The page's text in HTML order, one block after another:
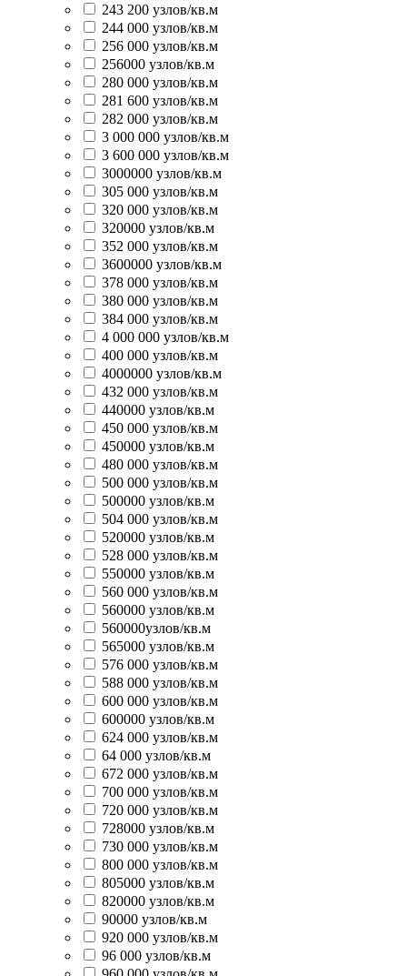
243 200 узлов/кв.м
244 000 узлов/кв.м
256 000 узлов/кв.м
256000 узлов/кв.м
280 000 узлов/кв.м
281 600 узлов/кв.м
282 000 узлов/кв.м
3 000 000 узлов/кв.м
3 600 000 узлов/кв.м
3000000 узлов/кв.м
305 000 узлов/кв.м
320 000 узлов/кв.м
320000 узлов/кв.м
352 000 узлов/кв.м
3600000 узлов/кв.м
378 000 узлов/кв.м
380 000 узлов/кв.м
384 000 узлов/кв.м
4 000 000 узлов/кв.м
400 000 узлов/кв.м
4000000 узлов/кв.м
432 000 узлов/кв.м
440000 узлов/кв.м
450 000 узлов/кв.м
450000 узлов/кв.м
480 000 узлов/кв.м
500 000 узлов/кв.м
500000 узлов/кв.м
504 000 узлов/кв.м
520000 узлов/кв.м
528 000 узлов/кв.м
550000 узлов/кв.м
560 000 узлов/кв.м
560000 узлов/кв.м
560000узлов/кв.м
565000 узлов/кв.м
576 000 узлов/кв.м
588 000 узлов/кв.м
600 000 узлов/кв.м
600000 узлов/кв.м
624 000 узлов/кв.м
64 000 узлов/кв.м
672 000 узлов/кв.м
700 000 узлов/кв.м
720 000 узлов/кв.м
728000 узлов/кв.м
730 000 узлов/кв.м
800 000 узлов/кв.м
805000 узлов/кв.м
820000 узлов/кв.м
90000 узлов/кв.м
920 000 узлов/кв.м
96 000 узлов/кв.м